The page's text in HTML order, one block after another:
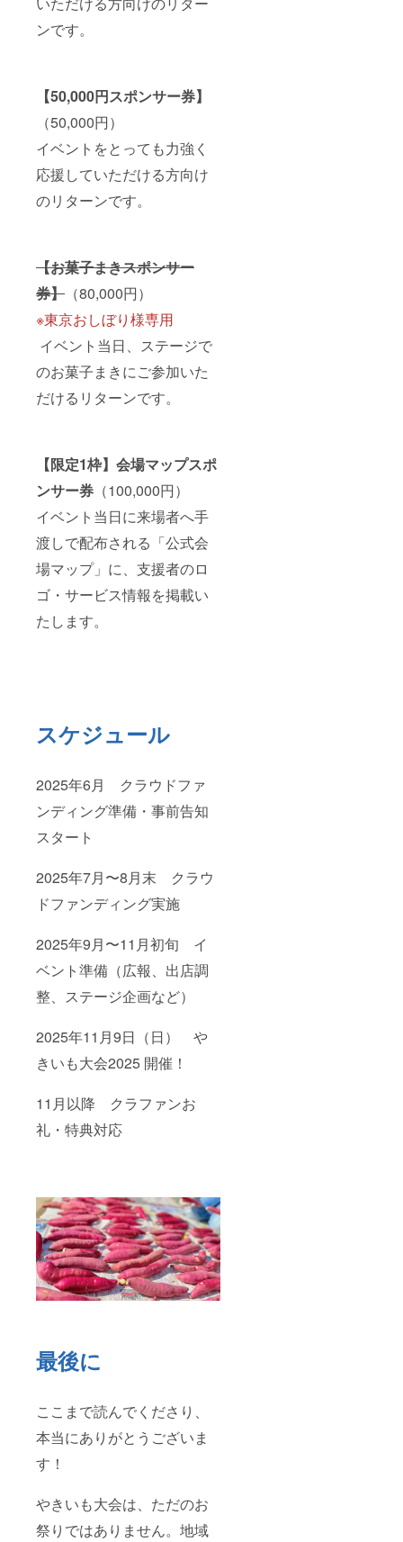
ンです。
【50,000円スポンサー券】
（50,000円）
イベントをとっても力強く
応援していただける方向け
のリターンです。
【お菓子まきスポンサー
券】 （80,000円）
※東京おしぼり様専用
イベント当日、ステージで
のお菓子まきにご参加いた
だけるリターンです。
【限定1枠】会場マップスポ
ンサー券 （100,000円）
イベント当日に来場者へ手
渡しで配布される「公式会
場マップ」に、支援者のロ
ゴ・サービス情報を掲載い
たします。
スケジュール
2025年6月 クラウドファ
ンディング準備・事前告知
スタート
2025年7月〜8月末 クラウ
ドファンディング実施
2025年9月〜11月初旬 イ
ベント準備（広報、出店調
整、ステージ企画など）
2025年11月9日（日） や
きいも大会2025 開催！
11月以降 クラファンお
礼・特典対応
最後に
ここまで読んでくださり、
本当にありがとうございま
す！
やきいも大会は、ただのお
祭りではありません。地域